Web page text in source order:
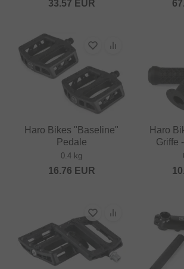
33.57 EUR
Haro Bikes "Baseline"
Pedale
0.4 kg
16.76 EUR
Haro
Griffe